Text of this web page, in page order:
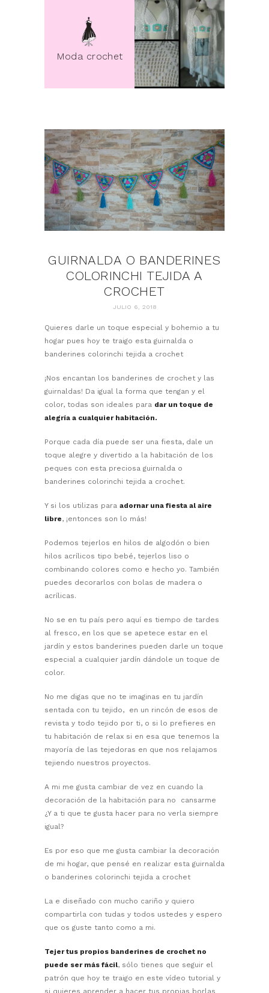
Moda crochet
pin it
GUIRNALDA O BANDERINES
COLORINCHI TEJIDA A
CROCHET
JULIO 6, 2018
Quieres darle un toque especial y bohemio a tu
hogar pues hoy te traigo esta guirnalda o
banderines colorinchi tejida a crochet
¡Nos encantan los banderines de crochet y las
guirnaldas! Da igual la forma que tengan y el
color, todas son ideales para dar un toque de
alegría a cualquier habitación.
Porque cada día puede ser una fiesta, dale un
toque alegre y divertido a la habitación de los
peques con esta preciosa guirnalda o
banderines colorinchi tejida a crochet.
Y si los utilizas para adornar una fiesta al aire
libre, ¡entonces son lo más!
Podemos tejerlos en hilos de algodón o bien
hilos acrílicos tipo bebé, tejerlos liso o
combinando colores como e hecho yo. También
puedes decorarlos con bolas de madera o
acrílicas.
No se en tu país pero aquí es tiempo de tardes
al fresco, en los que se apetece estar en el
jardín y estos banderines pueden darle un toque
especial a cualquier jardín dándole un toque de
color.
No me digas que no te imaginas en tu jardín
sentada con tu tejido, en un rincón de esos de
revista y todo tejido por ti, o si lo prefieres en
tu habitación de relax si en esa que tenemos la
mayoría de las tejedoras en que nos relajamos
tejiendo nuestros proyectos.
A mi me gusta cambiar de vez en cuando la
decoración de la habitación para no cansarme
¿Y a ti que te gusta hacer para no verla siempre
igual?
Es por eso que me gusta cambiar la decoración
de mi hogar, que pensé en realizar esta guirnalda
o banderines colorinchi tejida a crochet
La e diseñado con mucho cariño y quiero
compartirla con tudas y todos ustedes y espero
que os guste tanto como a mi.
Tejer tus propios banderines de crochet no
puede ser más fácil, sólo tienes que seguir el
patrón que hoy te traigo en este vídeo tutorial y
si quieres aprender a hacer tus propias borlas